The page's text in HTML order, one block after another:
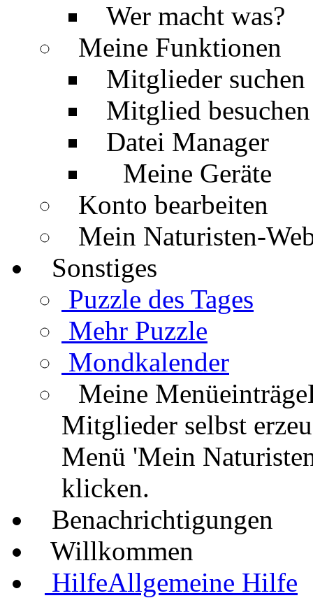
Wer macht was?
Meine Funktionen
Mitglieder suchen
Mitglied besuchen
Datei Manager
Meine Geräte
Konto bearbeiten
Mein Naturisten-
Sonstiges
Puzzle des Tages
Mehr Puzzle
Mondkalender
Meine Menüeinträge
Mitglieder selbst
Menü 'Mein
klicken.
Benachrichtigungen
Willkommen
HilfeAllgemeine Hilfe